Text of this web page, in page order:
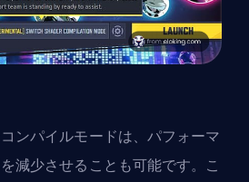
ンパイルモードは、パフォーマ
減少させることも可能です。こ